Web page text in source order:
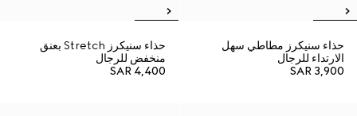
حذاء سنيكرز مطاطي سهل
الارتداء للرجال
SAR 3,900
حذاء سنيكرز Stretch بعنق
منخفض للرجال
SAR 4,400